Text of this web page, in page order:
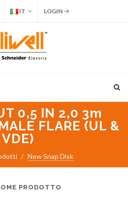
IT LOGIN
0,5 IN 2,0 3m
FLARE (UL &
VDE)
New Snap Disk
PRODOTTO